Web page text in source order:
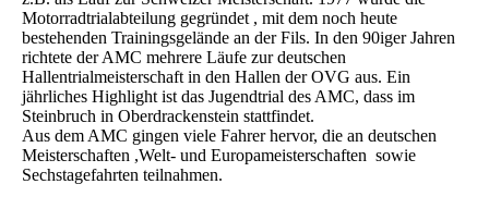
Motorradtrialabteilung gegründet , mit dem noch heute
bestehenden Trainingsgelände an der Fils. In den 90iger Jahren
richtete der AMC mehrere Läufe zur deutschen
Hallentrialmeisterschaft in den Hallen der OVG aus. Ein
jährliches Highlight ist das Jugendtrial des AMC, dass im
Steinbruch in Oberdrackenstein stattfindet.
Aus dem AMC gingen viele Fahrer hervor, die an deutschen
Meisterschaften ,Welt- und Europameisterschaften sowie
Sechstagefahrten teilnahmen.